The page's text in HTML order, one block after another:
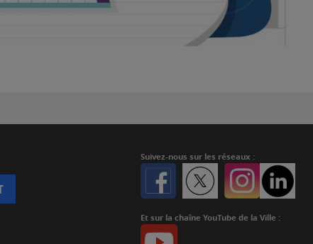
Suivez-nous sur les réseaux :
Facebook Twitter Instagram
Et sur la chaîne YouTube de la Ville :
Youtube